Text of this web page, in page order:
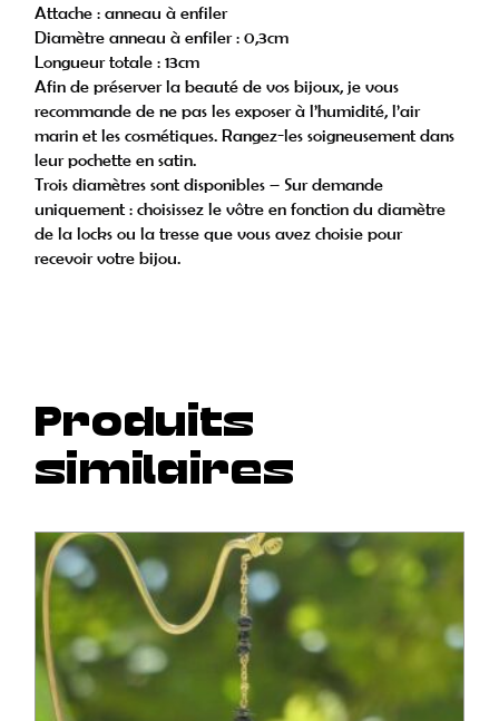
Attache : anneau à enfiler
Diamètre anneau à enfiler : 0,3cm
Longueur totale : 13cm
Afin de préserver la beauté de vos bijoux, je vous
recommande de ne pas les exposer à l’humidité, l’air
marin et les cosmétiques. Rangez-les soigneusement dans
leur pochette en satin.
Trois diamètres sont disponibles – Sur demande
uniquement : choisissez le vôtre en fonction du diamètre
de la locks ou la tresse que vous avez choisie pour
recevoir votre bijou.
Produits
similaires